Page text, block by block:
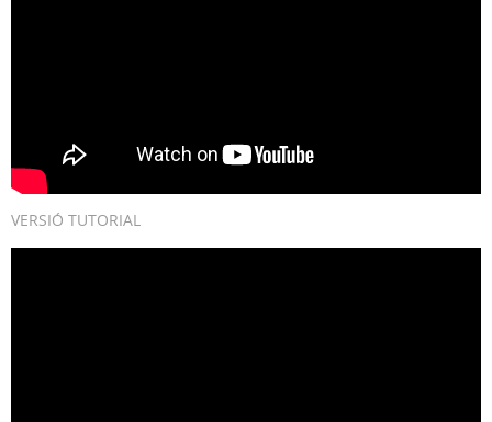
VERSIÓ TUTORIAL